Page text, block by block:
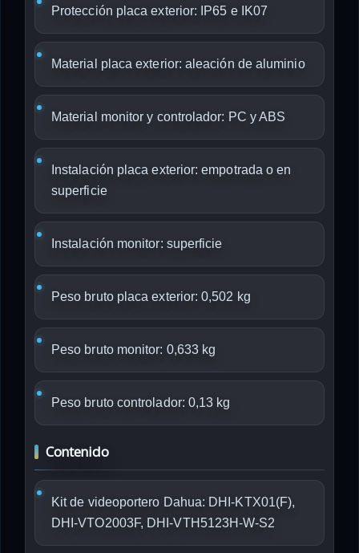
Protección placa exterior: IP65 e IK07
Material placa exterior: aleación de aluminio
Material monitor y controlador: PC y ABS
Instalación placa exterior: empotrada o en
superficie
Instalación monitor: superficie
Peso bruto placa exterior: 0,502 kg
Peso bruto monitor: 0,633 kg
Peso bruto controlador: 0,13 kg
Contenido
Kit de videoportero Dahua: DHI-KTX01(F),
DHI-VTO2003F, DHI-VTH5123H-W-S2